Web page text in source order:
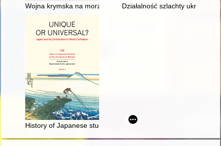
Wojna krymska na morzu : fakty i technikalia. T. 1 i 2
Działalność szlachty ukrainnej
History of Japanese studies at the University of Warsaw : a